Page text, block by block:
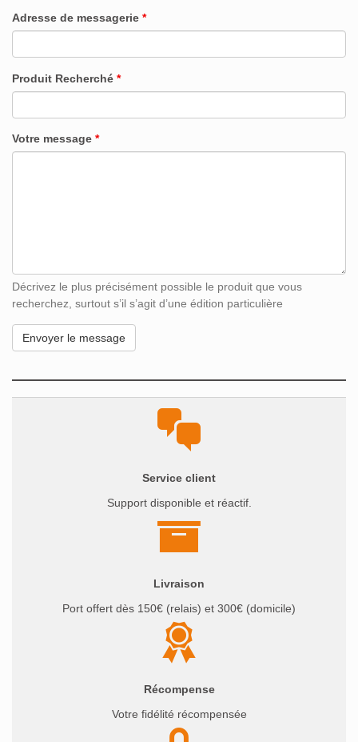
Adresse de messagerie *
Produit Recherché *
Votre message *
Décrivez le plus précisément possible le produit que vous
recherchez, surtout s’il s’agit d’une édition particulière
Service client
Support disponible et réactif.
Livraison
Port offert dès 150€ (relais) et 300€ (domicile)
Récompense
Votre fidélité récompensée